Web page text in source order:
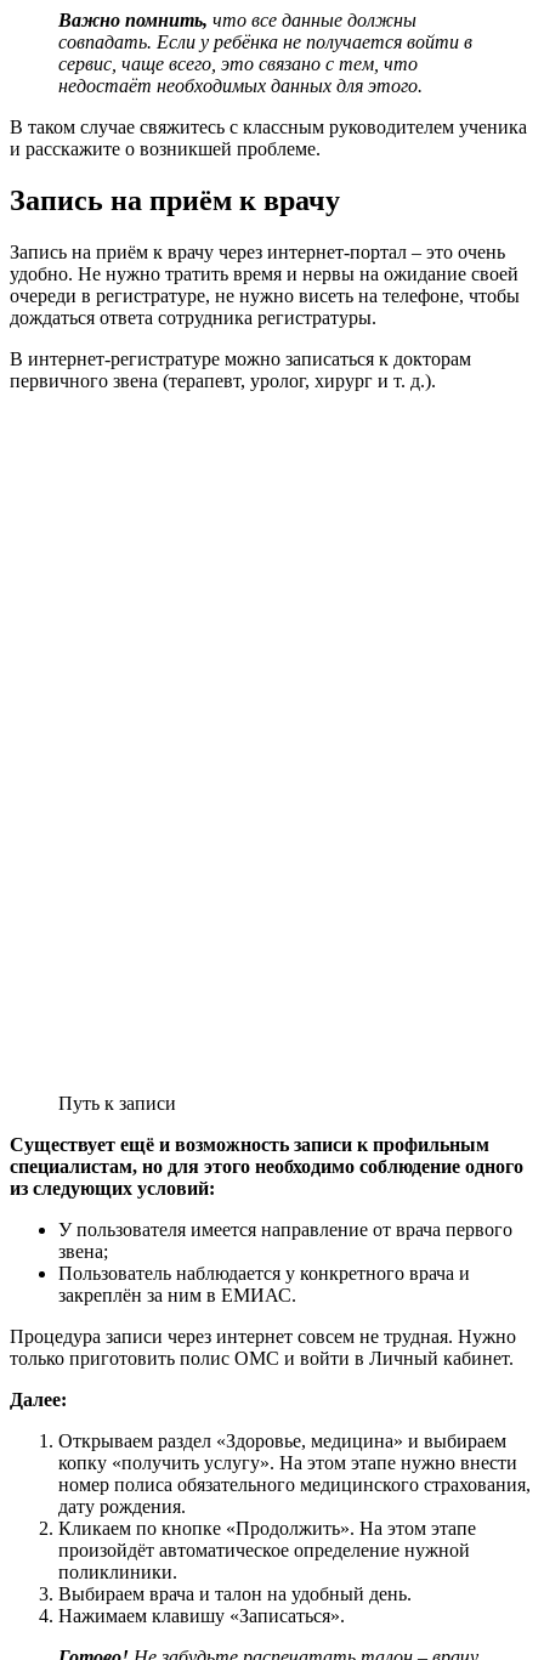
Важно помнить, что все данные должны
совпадать. Если у ребёнка не получается войти в
сервис, чаще всего, это связано с тем, что
недостаёт необходимых данных для этого.
В таком случае свяжитесь с классным руководителем ученика
и расскажите о возникшей проблеме.
Запись на приём к врачу
Запись на приём к врачу через интернет-портал – это очень
удобно. Не нужно тратить время и нервы на ожидание своей
очереди в регистратуре, не нужно висеть на телефоне, чтобы
дождаться ответа сотрудника регистратуры.
В интернет-регистратуре можно записаться к докторам
первичного звена (терапевт, уролог, хирург и т. д.).
Путь к записи
Существует ещё и возможность записи к профильным
специалистам, но для этого необходимо соблюдение одного
из следующих условий:
У пользователя имеется направление от врача первого
звена;
Пользователь наблюдается у конкретного врача и
закреплён за ним в ЕМИАС.
Процедура записи через интернет совсем не трудная. Нужно
только приготовить полис ОМС и войти в Личный кабинет.
Далее:
Открываем раздел «Здоровье, медицина» и выбираем
копку «получить услугу». На этом этапе нужно внести
номер полиса обязательного медицинского страхования,
дату рождения.
Кликаем по кнопке «Продолжить». На этом этапе
произойдёт автоматическое определение нужной
поликлиники.
Выбираем врача и талон на удобный день.
Нажимаем клавишу «Записаться».